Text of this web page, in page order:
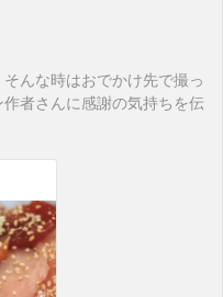
んな時はおでかけ先で撮っ
者さんに感謝の気持ちを伝